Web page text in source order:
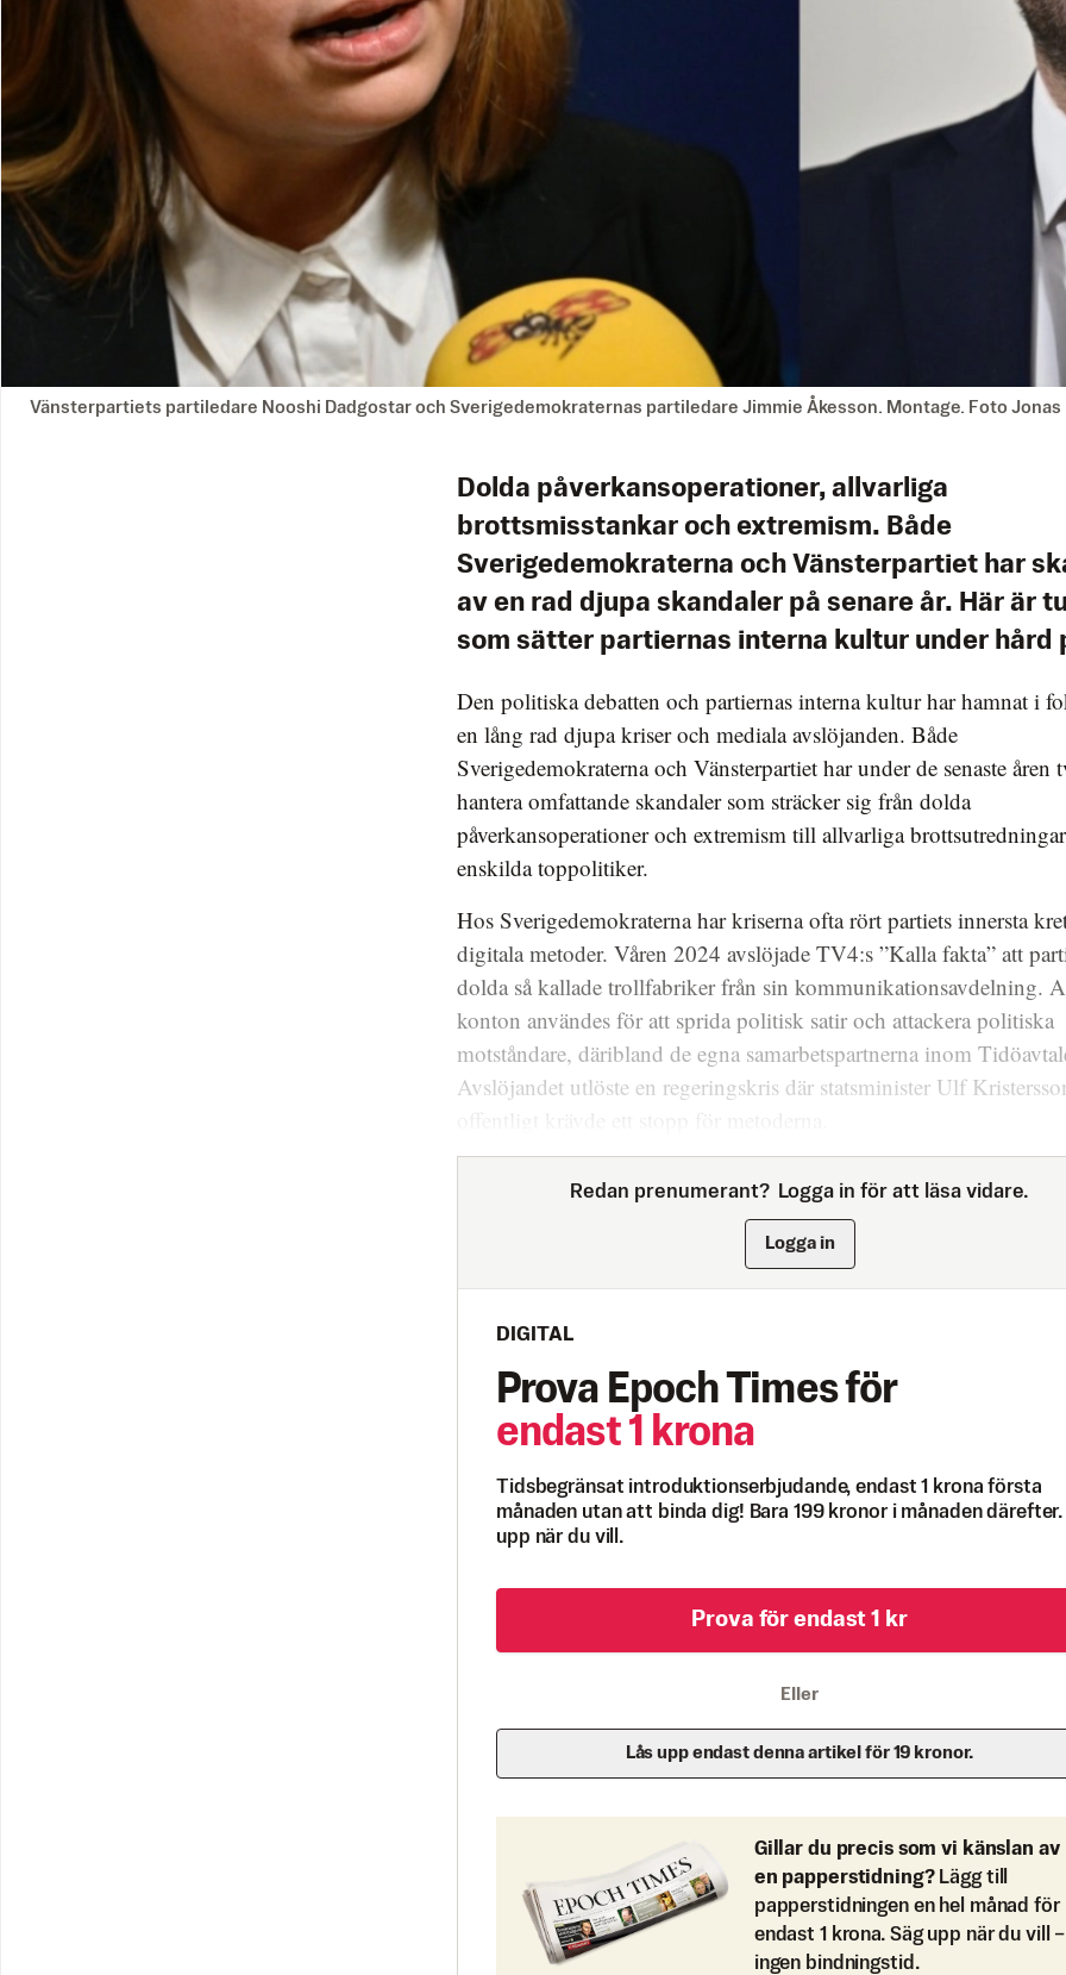
Vänsterpartiets partiledare Nooshi Dadgostar och Sverigedemokraternas partiledare Jimmie Åkesson. Montage. Foto
Dolda påverkansoperationer, allvarliga
brottsmisstankar och extremism. Både
Sverigedemokraterna och Vänsterpartiet har
av en rad djupa skandaler på senare år. Här är
som sätter partiernas interna kultur under hård
Den politiska debatten och partiernas interna kultur har hamnat i
en lång rad djupa kriser och mediala avslöjanden. Både
Sverigedemokraterna och Vänsterpartiet har under de senaste åren
hantera omfattande skandaler som sträcker sig från dolda
påverkansoperationer och extremism till allvarliga
enskilda toppolitiker.
Hos Sverigedemokraterna har kriserna ofta rört partiets innersta
digitala metoder. Våren 2024 avslöjade TV4:s ”Kalla fakta” att
dolda så kallade trollfabriker från sin kommunikationsavdelning.
konton användes för att sprida politisk satir och attackera politiska
motståndare, däribland de egna samarbetspartnerna inom
Avslöjandet utlöste en regeringskris där statsminister Ulf
offentligt krävde ett stopp för metoderna.
Redan prenumerant? Logga in för att läsa vidare.
Logga in
DIGITAL
Prova Epoch Times för
endast 1 krona
Tidsbegränsat introduktionserbjudande, endast 1 krona första
månaden utan att binda dig! Bara 199 kronor i månaden därefter.
upp när du vill.
Prova för endast 1 kr
Eller
Lås upp endast denna artikel för 19 kronor.
Gillar du precis som vi känslan av
en papperstidning? Lägg till
papperstidningen en hel månad för
endast 1 krona. Säg upp när du vill –
ingen bindningstid.